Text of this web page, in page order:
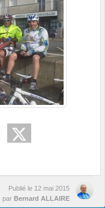
Publié le 12 mai 2015
par Bernard ALLAIRE